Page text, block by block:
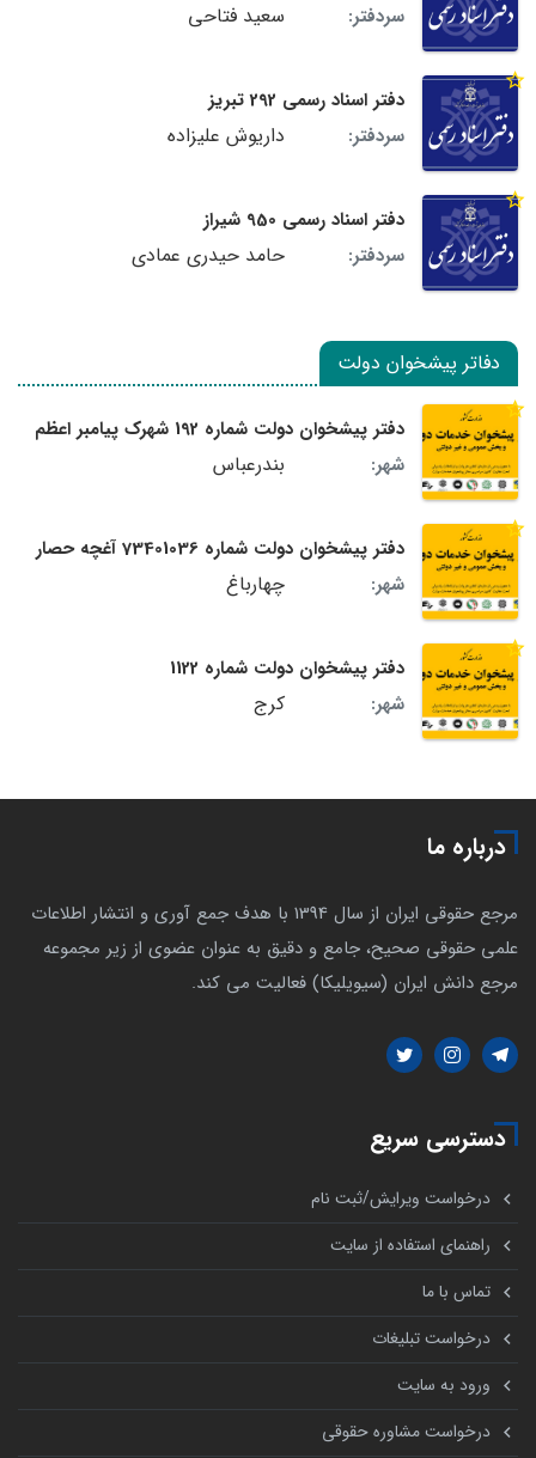
سردفتر:
سعید فتاحی
دفتر اسناد رسمی 292 تبریز
سردفتر:
داریوش علیزاده
دفتر اسناد رسمی 950 شیراز
سردفتر:
حامد حیدری عمادی
دفاتر پیشخوان دولت
دفتر پیشخوان دولت شماره 192 شهرک پیامبر اعظم
شهر:
بندرعباس
دفتر پیشخوان دولت شماره 73401036 آغچه حصار
شهر:
چهارباغ
دفتر پیشخوان دولت شماره 1122
شهر:
کرج
درباره ما
مرجع حقوقی ایران از سال 1394 با هدف جمع آوری و انتشار اطلاعات
علمی حقوقی صحیح، جامع و دقیق به عنوان عضوی از زیر مجموعه
مرجع دانش ایران (سیویلیکا) فعالیت می کند.
دسترسی سریع
درخواست ویرایش/ثبت نام
راهنمای استفاده از سایت
تماس با ما
درخواست تبلیغات
ورود به سایت
درخواست مشاوره حقوقی